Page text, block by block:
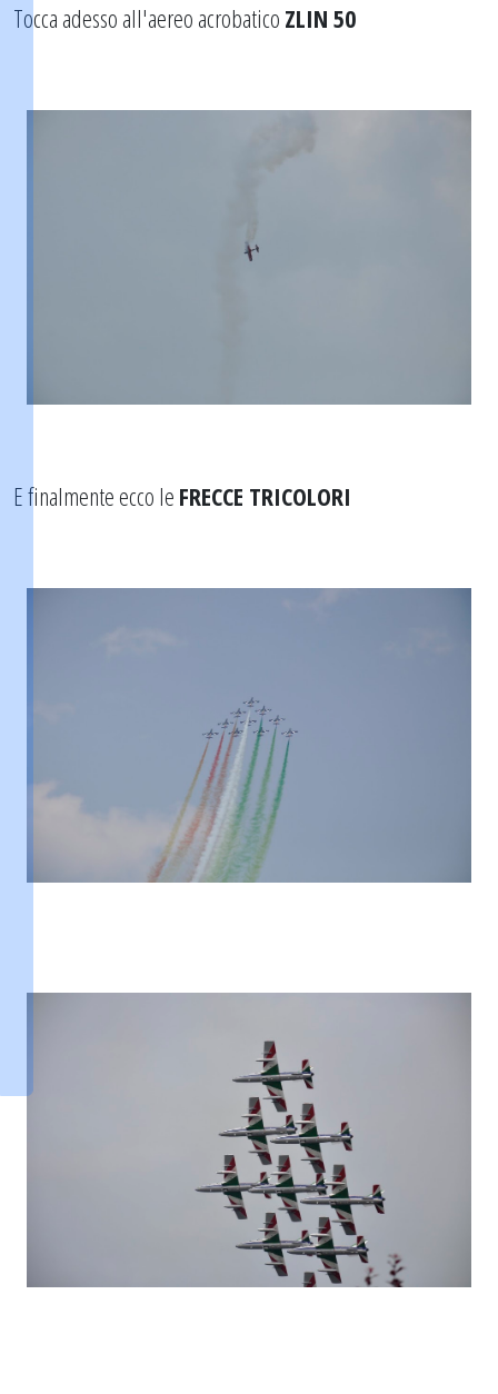
Tocca adesso all'aereo acrobatico ZLIN 50
E finalmente ecco le FRECCE TRICOLORI